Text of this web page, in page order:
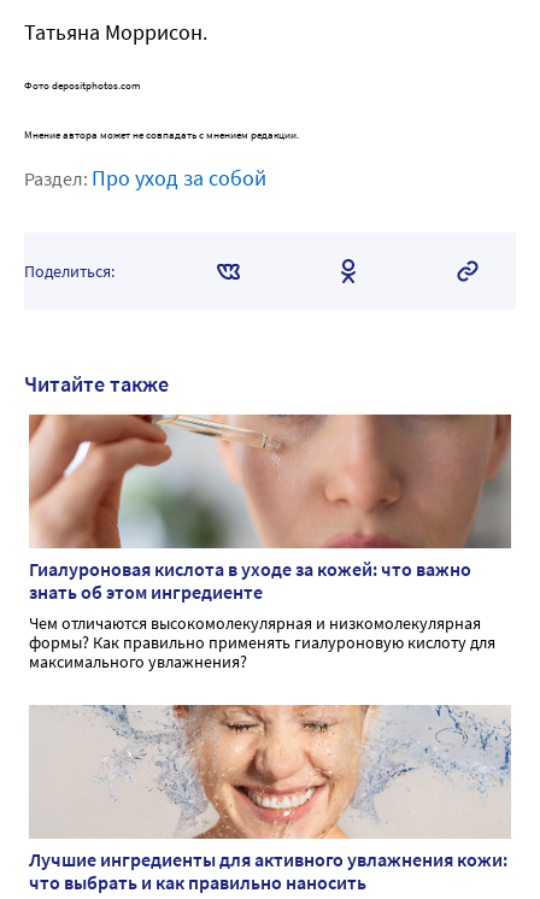
Татьяна Моррисон.
Фото depositphotos.com
Мнение автора может не совпадать с мнением редакции.
Раздел: Про уход за собой
Поделиться:
Читайте также
Гиалуроновая кислота в уходе за кожей: что важно
знать об этом ингредиенте
Чем отличаются высокомолекулярная и низкомолекулярная
формы? Как правильно применять гиалуроновую кислоту для
максимального увлажнения?
Лучшие ингредиенты для активного увлажнения кожи:
что выбрать и как правильно наносить